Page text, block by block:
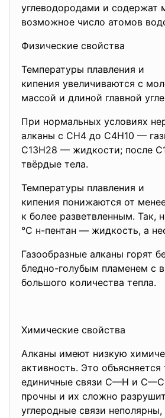
углеводородами и содержат
возможное число атомов
Физические свойства
Температуры плавления и
кипения увеличиваются с
массой и длиной главной
При нормальных условиях
алканы с CH4 до C4H10 —
C13H28 — жидкости; после
твёрдые тела.
Температуры плавления и
кипения понижаются от
к более разветвленным. Так,
°C н-пентан — жидкость, а
Газообразные алканы горят
бледно-голубым пламенем с
большого количества тепла.
Химические свойства
Алканы имеют низкую
активность. Это объясняется
единичные связи C—H и C—C
прочны и их сложно
углеродные связи